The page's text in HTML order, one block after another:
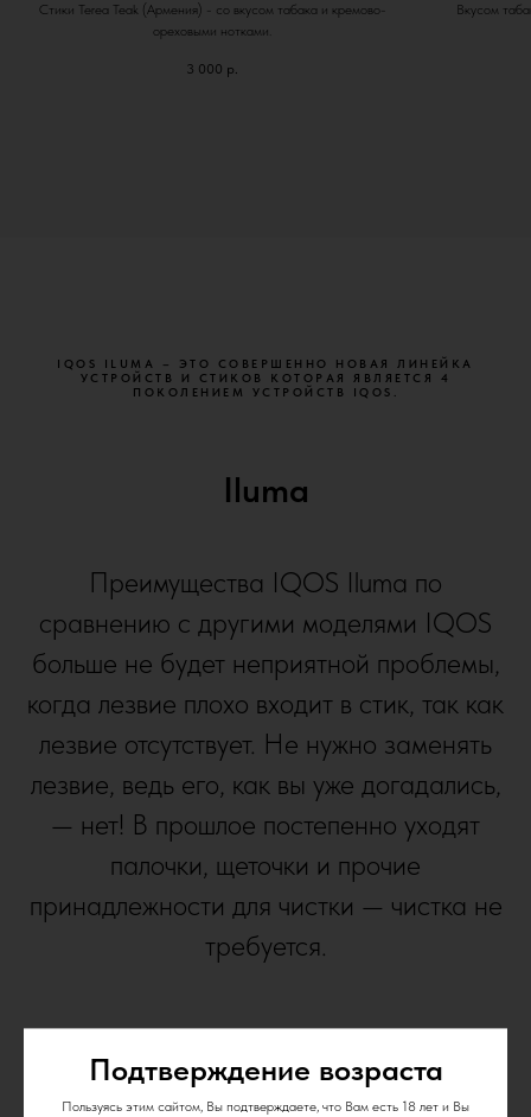
Подтверждение возраста
Пользуясь этим сайтом, Вы подтверждаете, что Вам есть 18 лет и Вы
Стики Terea Teak (Армения) - со вкусом табака и кремово-
ореховыми нотками.
3 000 р.
Вкусом
IQOS ILUMA – ЭТО СОВЕРШЕННО НОВАЯ ЛИНЕЙКА
УСТРОЙСТВ И СТИКОВ КОТОРАЯ ЯВЛЯЕТСЯ 4
ПОКОЛЕНИЕМ УСТРОЙСТВ IQOS.
Iluma
Преимущества IQOS Iluma по
сравнению с другими моделями IQOS
больше не будет неприятной проблемы,
когда лезвие плохо входит в стик, так как
лезвие отсутствует. Не нужно заменять
лезвие, ведь его, как вы уже догадались,
— нет! В прошлое постепенно уходят
палочки, щеточки и прочие
принадлежности для чистки — чистка не
требуется.